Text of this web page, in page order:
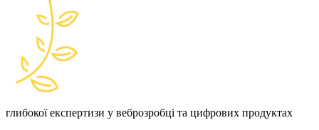
глибокої експертизи у веброзробці та цифрових продуктах